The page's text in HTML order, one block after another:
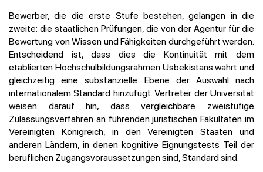
Bewerber, die die erste Stufe bestehen, gelangen in die
zweite: die staatlichen Prüfungen, die von der Agentur für die
Bewertung von Wissen und Fähigkeiten durchgeführt werden.
Entscheidend ist, dass dies die Kontinuität mit dem
etablierten Hochschulbildungsrahmen Usbekistans wahrt und
gleichzeitig eine substanzielle Ebene der Auswahl nach
internationalem Standard hinzufügt. Vertreter der Universität
weisen darauf hin, dass vergleichbare zweistufige
Zulassungsverfahren an führenden juristischen Fakultäten im
Vereinigten Königreich, in den Vereinigten Staaten und
anderen Ländern, in denen kognitive Eignungstests Teil der
beruflichen Zugangsvoraussetzungen sind, Standard sind.